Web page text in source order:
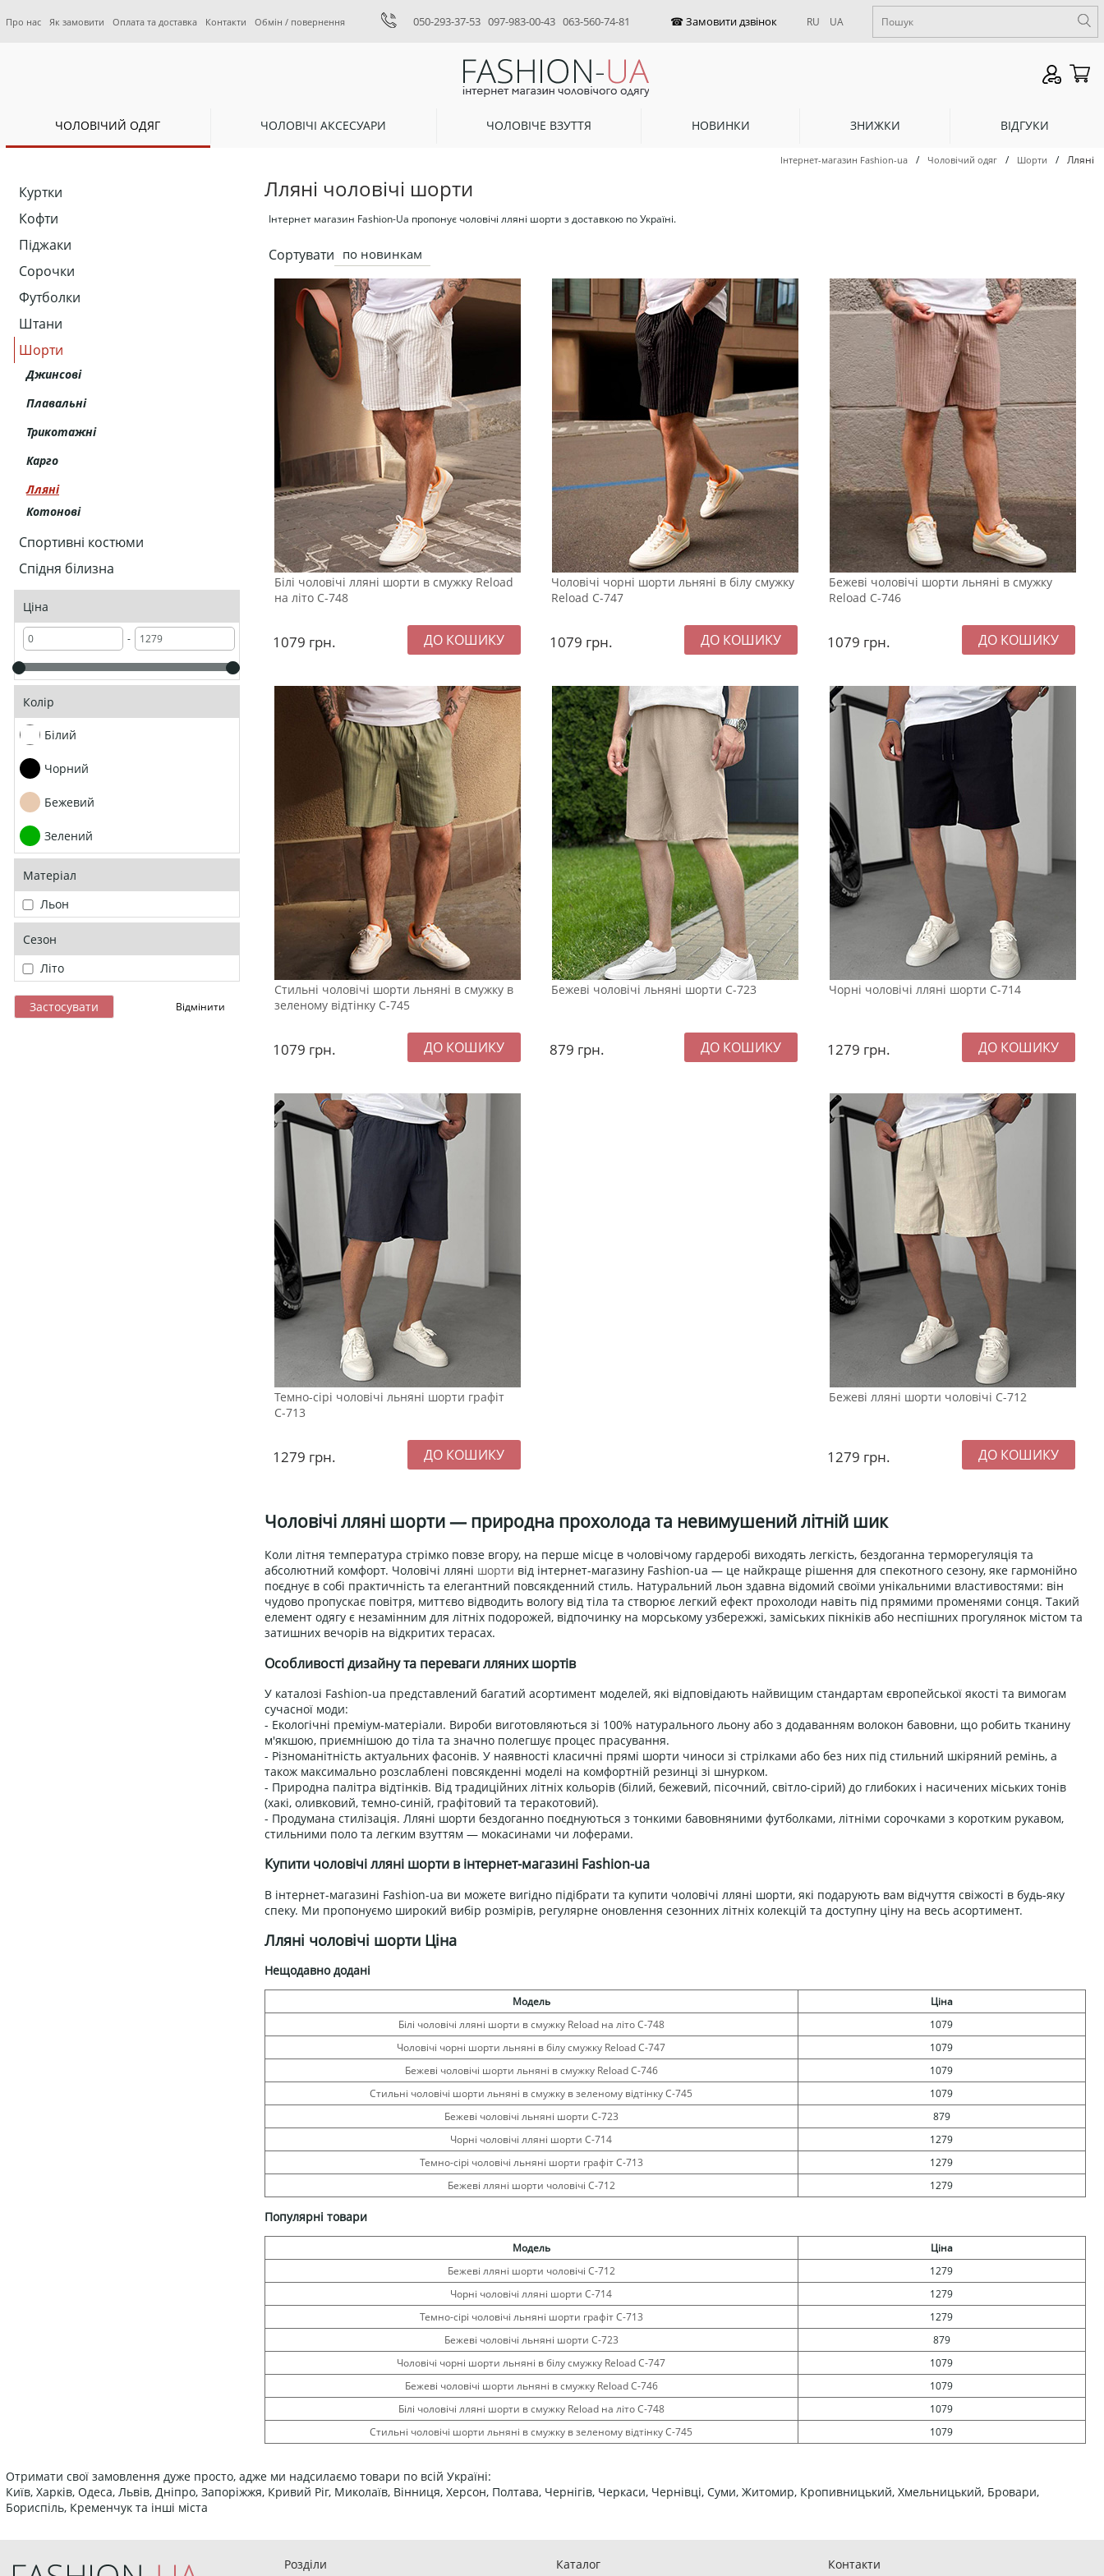
Про нас Як замовити Оплата та доставка Контакти Обмін / повернення 050-293-37-53 097-983-00-43 063-560-74-81 RU UA
ЧОЛОВІЧИЙ ОДЯГ ЧОЛОВІЧІ АКСЕСУАРИ ЧОЛОВІЧЕ ВЗУТТЯ НОВИНКИ ЗНИЖКИ ВІДГУКИ
Інтернет-магазин Fashion-ua / Чоловічий одяг / Шорти / Лляні
Куртки
Кофти
Піджаки
Сорочки
Футболки
Штани
Шорти
Джинсові
Плавальні
Трикотажні
Карго
Лляні
Котонові
Спортивні костюми
Спідня білизна
Ціна
-
Колір
Білий
Чорний
Бежевий
Зелений
Матеріал
Льон
Сезон
Літо
Лляні чоловічі шорти
Інтернет магазин Fashion-Ua пропонує чоловічі лляні шорти з доставкою по Україні.
Сортувати по новинкам
Білі чоловічі лляні шорти в смужку Reload
на літо С-748
1079 грн.
Чоловічі чорні шорти льняні в білу смужку
Reload С-747
1079 грн.
Бежеві чоловічі шорти льняні в смужку
Reload С-746
1079 грн.
Стильні чоловічі шорти льняні в смужку в
зеленому відтінку С-745
1079 грн.
Бежеві чоловічі льняні шорти С-723
879 грн.
Чорні чоловічі лляні шорти С-714
1279 грн.
Темно-сірі чоловічі льняні шорти графіт
С-713
1279 грн.
Бежеві лляні шорти чоловічі С-712
1279 грн.
Чоловічі лляні шорти — природна прохолода та невимушений літній шик
Коли літня температура стрімко повзе вгору, на перше місце в чоловічому гардеробі виходять легкість, бездоганна терморегуляція та
абсолютний комфорт. Чоловічі лляні шорти від інтернет-магазину Fashion-ua — це найкраще рішення для спекотного сезону, яке гармонійно
поєднує в собі практичність та елегантний повсякденний стиль. Натуральний льон здавна відомий своїми унікальними властивостями: він
чудово пропускає повітря, миттєво відводить вологу від тіла та створює легкий ефект прохолоди навіть під прямими променями сонця. Такий
елемент одягу є незамінним для літніх подорожей, відпочинку на морському узбережжі, заміських пікніків або неспішних прогулянок містом та
затишних вечорів на відкритих терасах.
Особливості дизайну та переваги лляних шортів
У каталозі Fashion-ua представлений багатий асортимент моделей, які відповідають найвищим стандартам європейської якості та вимогам
сучасної моди:
- Екологічні преміум-матеріали. Вироби виготовляються зі 100% натурального льону або з додаванням волокон бавовни, що робить тканину
м'якшою, приємнішою до тіла та значно полегшує процес прасування.
- Різноманітність актуальних фасонів. У наявності класичні прямі шорти чиноси зі стрілками або без них під стильний шкіряний ремінь, а
також максимально розслаблені повсякденні моделі на комфортній резинці зі шнурком.
- Природна палітра відтінків. Від традиційних літніх кольорів (білий, бежевий, пісочний, світло-сірий) до глибоких і насичених міських тонів
(хакі, оливковий, темно-синій, графітовий та теракотовий).
- Продумана стилізація. Лляні шорти бездоганно поєднуються з тонкими бавовняними футболками, літніми сорочками з коротким рукавом,
стильними поло та легким взуттям — мокасинами чи лоферами.
Купити чоловічі лляні шорти в інтернет-магазині Fashion-ua
В інтернет-магазині Fashion-ua ви можете вигідно підібрати та купити чоловічі лляні шорти, які подарують вам відчуття свіжості в будь-яку
спеку. Ми пропонуємо широкий вибір розмірів, регулярне оновлення сезонних літніх колекцій та доступну ціну на весь асортимент.
Лляні чоловічі шорти Ціна
Нещодавно додані
Модель
Ціна
Білі чоловічі лляні шорти в смужку Reload на літо С-748
1079
Чоловічі чорні шорти льняні в білу смужку Reload С-747
1079
Бежеві чоловічі шорти льняні в смужку Reload С-746
1079
Стильні чоловічі шорти льняні в смужку в зеленому відтінку С-745
1079
Бежеві чоловічі льняні шорти С-723
879
Чорні чоловічі лляні шорти С-714
1279
Темно-сірі чоловічі льняні шорти графіт С-713
1279
Бежеві лляні шорти чоловічі С-712
1279
Популярні товари
Модель
Ціна
Бежеві лляні шорти чоловічі С-712
1279
Чорні чоловічі лляні шорти С-714
1279
Темно-сірі чоловічі льняні шорти графіт С-713
1279
Бежеві чоловічі льняні шорти С-723
879
Чоловічі чорні шорти льняні в білу смужку Reload С-747
1079
Бежеві чоловічі шорти льняні в смужку Reload С-746
1079
Білі чоловічі лляні шорти в смужку Reload на літо С-748
1079
Стильні чоловічі шорти льняні в смужку в зеленому відтінку С-745
1079
Отримати свої замовлення дуже просто, адже ми надсилаємо товари по всій Україні:
Київ, Харків, Одеса, Львів, Дніпро, Запоріжжя, Кривий Ріг, Миколаїв, Вінниця, Херсон, Полтава, Чернігів, Черкаси, Чернівці, Суми, Житомир, Кропивницький, Хмельницький, Бровари,
Бориспіль, Кременчук та інші міста
Розділи Каталог Контакти